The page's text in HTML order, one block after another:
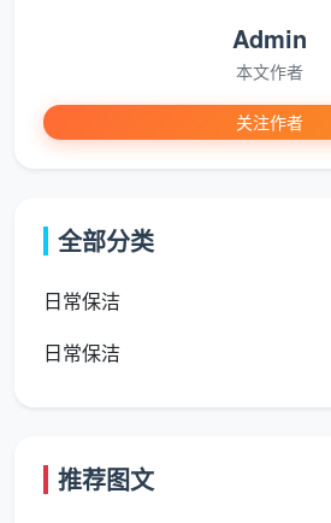
把下面的流程刻在脑子里，
就不再是难题。这是成都天
第1步：窗框和轨道先做粗清
下，都会让玻璃留下永久划痕。
对付水泥、腻子硬块，用白醋或
第3步：湿润状态精准铲除
Admin
本文作者
关注作者
全部分类
日常保洁
日常保洁
推荐图文